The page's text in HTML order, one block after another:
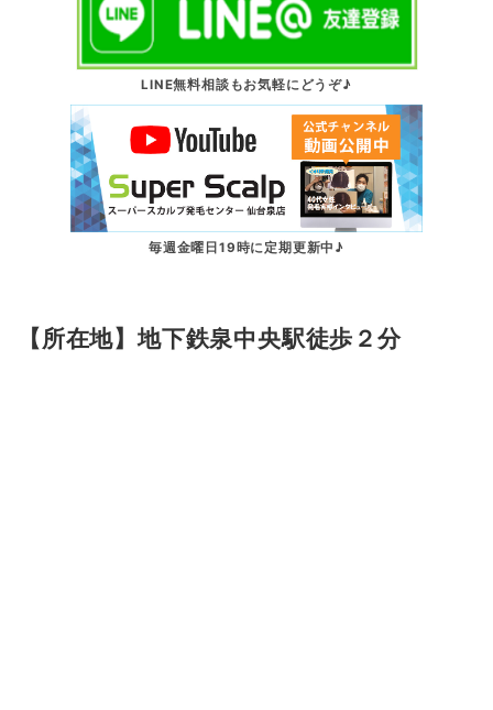
LINE無料相談もお気軽にどうぞ♪
毎週金曜日19時に定期更新中♪
【所在地】地下鉄泉中央駅徒歩２分